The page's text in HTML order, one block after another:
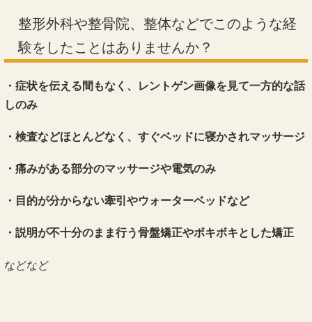
整形外科や整骨院、整体などでこのような経
験をしたことはありませんか？
・症状を伝える間もなく、レントゲン画像を見て一方的な話
しのみ
・検査などほとんどなく、すぐベッドに寝かされマッサージ
・痛みがある部分のマッサージや電気のみ
・目的が分からない牽引やウォーターベッドなど
・説明が不十分のまま行う骨盤矯正やボキボキとした矯正
などなど